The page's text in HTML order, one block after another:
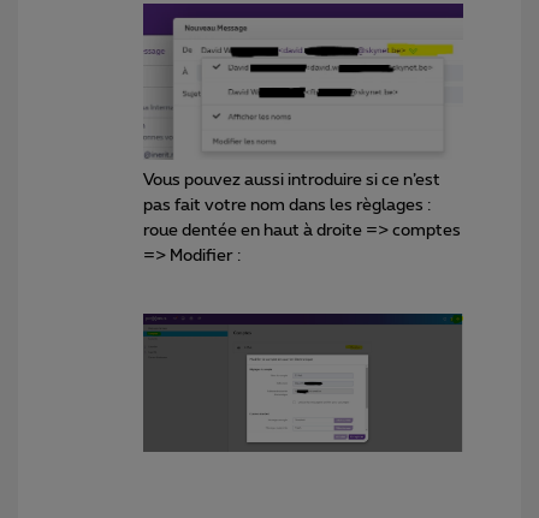
Vous pouvez aussi introduire si ce n’est
pas fait votre nom dans les règlages :
roue dentée en haut à droite => comptes
=> Modifier :